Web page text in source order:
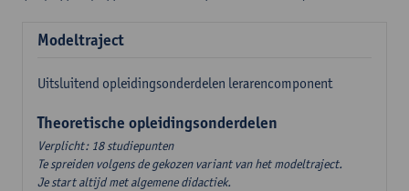
Modeltraject
Uitsluitend opleidingsonderdelen lerarencomponent
Theoretische opleidingsonderdelen
Verplicht: 18 studiepunten
Te spreiden volgens de gekozen variant van het modeltraject.
Je start altijd met algemene didactiek.